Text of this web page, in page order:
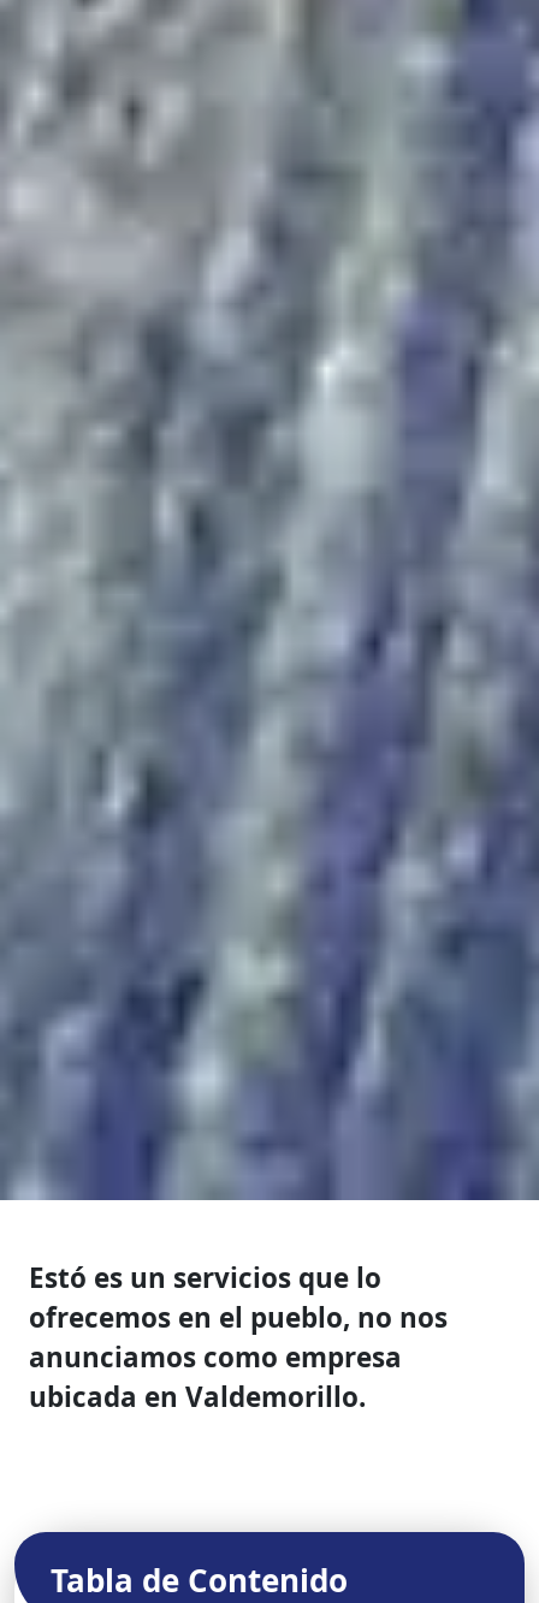
Estó es un servicios que lo
ofrecemos en el pueblo, no nos
anunciamos como empresa
ubicada en Valdemorillo.
Tabla de Contenido